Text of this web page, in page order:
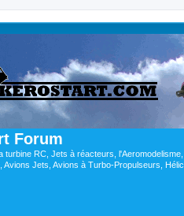
Forum
turbine RC, Jets à réacteurs,
Avions Jets, Avions à Turbo-Propulseurs,